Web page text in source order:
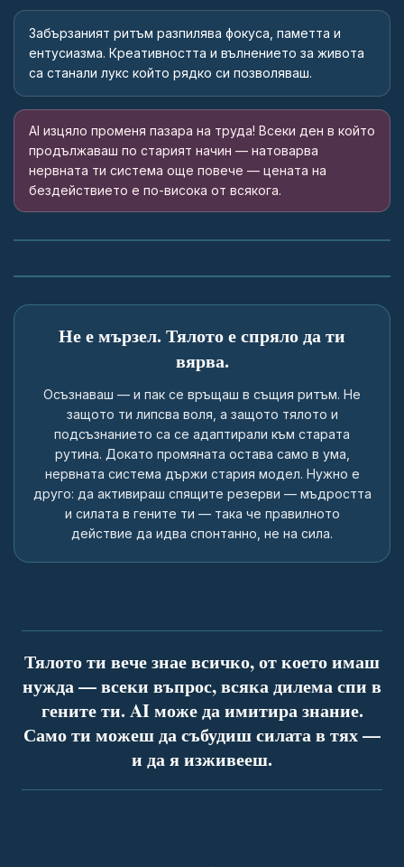
Забързаният ритъм разпилява фокуса, паметта и
ентусиазма. Креативността и вълнението за живота
са станали лукс който рядко си позволяваш.
AI изцяло променя пазара на труда! Всеки ден в който
продължаваш по старият начин — натоварва
нервната ти система още повече — цената на
бездействието е по-висока от всякога.
Крадците на внимание
Активирай силата, която вече е в теб.
Не е мързел. Тялото е спряло да ти
вярва.
Осъзнаваш — и пак се връщаш в същия ритъм. Не
защото ти липсва воля, а защото тялото и
подсъзнанието са се адаптирали към старата
рутина. Докато промяната остава само в ума,
нервната система държи стария модел. Нужно е
друго: да активираш спящите резерви — мъдростта
и силата в гените ти — така че правилното
действие да идва спонтанно, не на сила.
Тялото ти вече знае всичко, от което имаш
нужда — всеки въпрос, всяка дилема спи в
гените ти. AI може да имитира знание.
Само ти можеш да събудиш силата в тях —
и да я изживееш.